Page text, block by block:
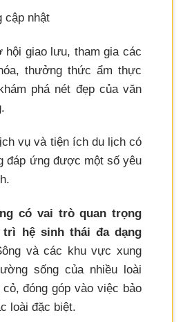
cập nhật
hội giao lưu, tham gia các
thưởng thức ẩm thực
phá nét đẹp của văn
vụ và tiện ích du lịch có
đáp ứng được một số yêu
có vai trò quan trọng
hệ sinh thái đa dạng
và các khu vực xung
sống của nhiều loài
đóng góp vào việc bảo
loài đặc biệt.